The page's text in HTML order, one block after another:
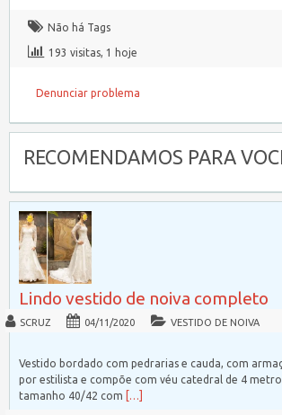
Não há Tags
193 visitas, 1 hoje
Denunciar problema
RECOMENDAMOS PARA
Lindo vestido de noiva completo
SCRUZ 04/11/2020 VESTIDO DE NOIVA
Vestido bordado com pedrarias e cauda, com
por estilista e compõe com véu catedral de 4
tamanho 40/42 com […]